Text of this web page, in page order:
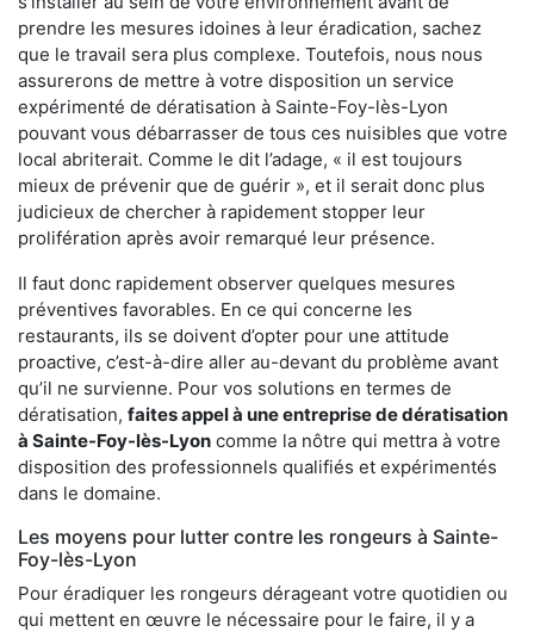
prendre les mesures idoines à leur éradication, sachez
que le travail sera plus complexe. Toutefois, nous nous
assurerons de mettre à votre disposition un service
expérimenté de dératisation à Sainte-Foy-lès-Lyon
pouvant vous débarrasser de tous ces nuisibles que votre
local abriterait. Comme le dit l’adage, « il est toujours
mieux de prévenir que de guérir », et il serait donc plus
judicieux de chercher à rapidement stopper leur
prolifération après avoir remarqué leur présence.
Il faut donc rapidement observer quelques mesures
préventives favorables. En ce qui concerne les
restaurants, ils se doivent d’opter pour une attitude
proactive, c’est-à-dire aller au-devant du problème avant
qu’il ne survienne. Pour vos solutions en termes de
dératisation, faites appel à une entreprise de dératisation
à Sainte-Foy-lès-Lyon comme la nôtre qui mettra à votre
disposition des professionnels qualifiés et expérimentés
dans le domaine.
Les moyens pour lutter contre les rongeurs à Sainte-
Foy-lès-Lyon
Pour éradiquer les rongeurs dérageant votre quotidien ou
qui mettent en œuvre le nécessaire pour le faire, il y a